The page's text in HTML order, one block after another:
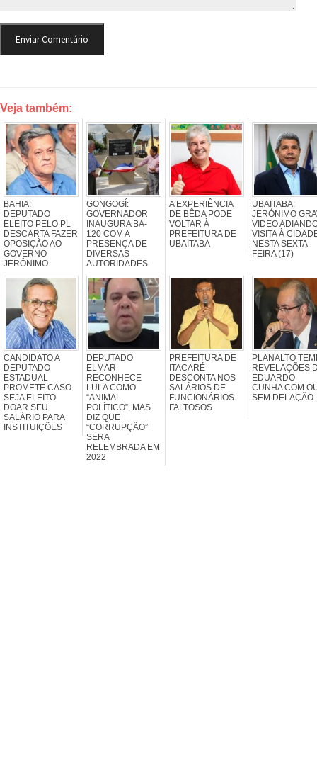
Veja também:
BAHIA:
DEPUTADO
ELEITO PELO PL
DESCARTA FAZER
OPOSIÇÃO AO
GOVERNO
JERÔNIMO
GONGOGÍ:
GOVERNADOR
INAUGURA BA-
120 COM A
PRESENÇA DE
DIVERSAS
AUTORIDADES
A EXPERIÊNCIA
DE BÊDA PODE
VOLTAR À
PREFEITURA DE
UBAITABA
UBAITABA:
JERÓNIMO
VIDEO
VISITA À
NESTA SEXTA
FEIRA (17)
CANDIDATO A
DEPUTADO
ESTADUAL
PROMETE CASO
SEJA ELEITO
DOAR SEU
SALÁRIO PARA
INSTITUIÇÕES
DEPUTADO
ELMAR
RECONHECE
LULA COMO
“ANIMAL
POLÍTICO”, MAS
DIZ QUE
“CORRUPÇÃO”
SERA
RELEMBRADA EM
2022
PREFEITURA DE
ITACARÉ
DESCONTA NOS
SALÁRIOS DE
FUNCIONÁRIOS
FALTOSOS
PLANALTO
REVELAÇÕES
EDUARDO
CUNHA COM
SEM DELAÇÃO